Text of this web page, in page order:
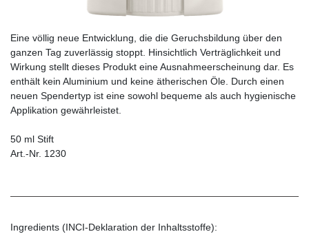
Eine völlig neue Entwicklung, die die Geruchsbildung über den
ganzen Tag zuverlässig stoppt. Hinsichtlich Verträglichkeit und
Wirkung stellt dieses Produkt eine Ausnahmeerscheinung dar. Es
enthält kein Aluminium und keine ätherischen Öle. Durch einen
neuen Spendertyp ist eine sowohl bequeme als auch hygienische
Applikation gewährleistet.
50 ml Stift
Art.-Nr. 1230
Ingredients (INCI-Deklaration der Inhaltsstoffe):